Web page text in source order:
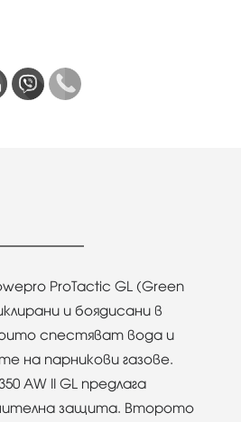
ProTactic GL (Green
и боядисани в
спестяват вода и
на парникови газове.
AW II GL предлага
защита. Второто